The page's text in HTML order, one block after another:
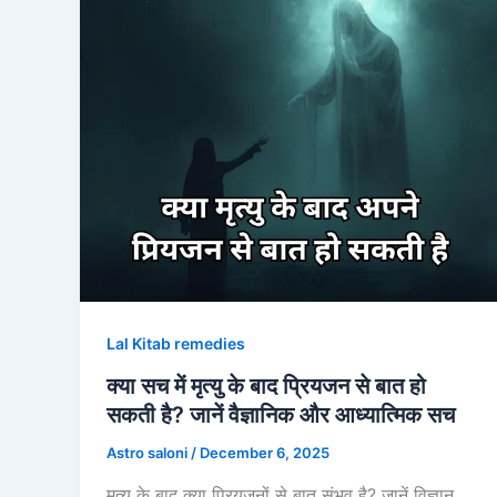
Lal Kitab remedies
क्या सच में मृत्यु के बाद प्रियजन से बात हो
सकती है? जानें वैज्ञानिक और आध्यात्मिक सच
Astro saloni / December 6, 2025